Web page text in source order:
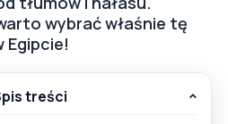
wybrać właśnie tę
Egipcie!
treści